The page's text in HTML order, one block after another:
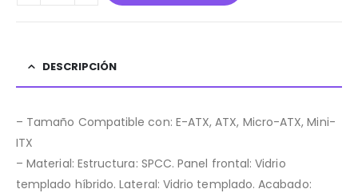
DESCRIPCIÓN
– Tamaño Compatible con: E-ATX, ATX, Micro-ATX, Mini-
ITX
– Material: Estructura: SPCC. Panel frontal: Vidrio
templado híbrido. Lateral: Vidrio templado. Acabado: